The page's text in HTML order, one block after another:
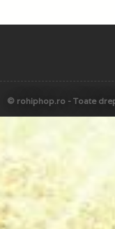
© rohiphop.ro - Toate